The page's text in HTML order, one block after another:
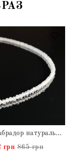
Чокер Лабрадор натуральный
грн 865 грн